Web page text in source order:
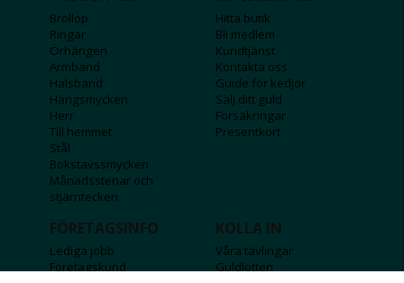
Bröllop
Ringar
Örhängen
Armband
Halsband
Hängsmycken
Herr
Till hemmet
Stål
Bokstavssmycken
Månadsstenar och
stjärntecken
Hitta butik
Bli medlem
Kundtjänst
Kontakta oss
Guide för kedjor
Sälj ditt guld
Försäkringar
Presentkort
FÖRETAGSINFO
Lediga jobb
Företagskund
KOLLA IN
Våra tävlingar
Guldlotten